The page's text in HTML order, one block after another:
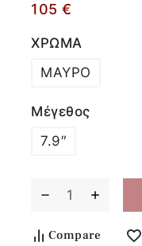
105 €
ΧΡΩΜΑ
ΜΑΥΡΟ
Μέγεθος
7.9″
Compare